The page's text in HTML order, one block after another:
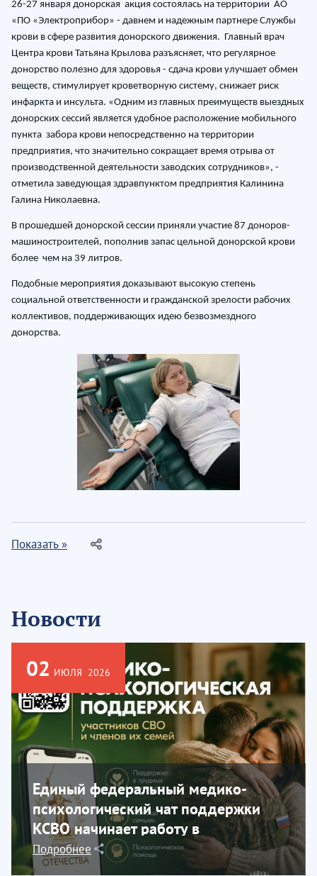
26-27 января донорская акция состоялась на территории АО
«ПО «Электроприбор» - давнем и надежным партнере Службы
крови в сфере развития донорского движения. Главный врач
Центра крови Татьяна Крылова разъясняет, что регулярное
донорство полезно для здоровья - сдача крови улучшает обмен
веществ, стимулирует кроветворную систему, снижает риск
инфаркта и инсульта. «Одним из главных преимуществ выездных
донорских сессий является удобное расположение мобильного
пункта забора крови непосредственно на территории
предприятия, что значительно сокращает время отрыва от
производственной деятельности заводских сотрудников», -
отметила заведующая здравпунктом предприятия Калинина
Галина Николаевна.
В прошедшей донорской сессии приняли участие 87 доноров-
машиностроителей, пополнив запас цельной донорской крови
более чем на 39 литров.
Подобные мероприятия доказывают высокую степень
социальной ответственности и гражданской зрелости рабочих
коллективов, поддерживающих идею безвозмездного
донорства.
Показать »
Новости
02 ИЮЛЯ 2026
Единый федеральный медико-
психологический чат поддержки
КСВО начинает работу в
социальной сети...
Подробнее